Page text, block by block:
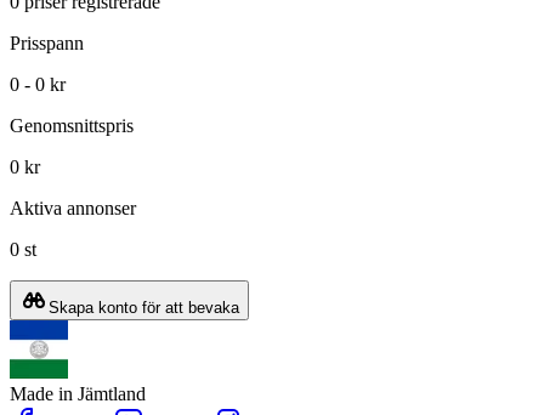
Prisspann
0 - 0 kr
Genomsnittspris
0 kr
Aktiva annonser
0 st
Skapa konto för att bevaka
Made in Jämtland